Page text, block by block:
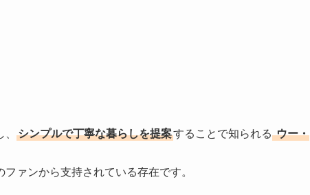
シンプルで丁寧な暮らしを提案することで知られる ウー・
ァンから支持されている存在です。